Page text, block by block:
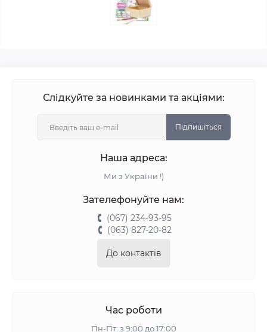
Слідкуйте за новинками та акціями:
Підпишіться
Наша адреса:
Ми з України !)
Зателефонуйте нам:
(067) 234-93-95
(063) 827-20-82
До контактів
Час роботи
Пн-Пт: з 9:00 до 17:00